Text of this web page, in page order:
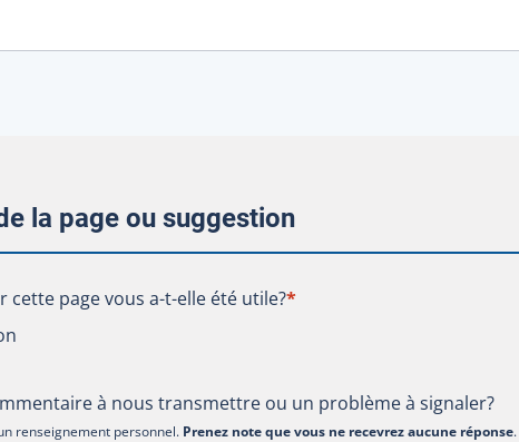
la page ou suggestion
cette page vous a-t-elle été utile?
cette page vous a-t-elle été utile?*
à nous transmettre ou un problème à signaler?
renseignement personnel. Prenez note que vous ne recevrez aucune réponse.